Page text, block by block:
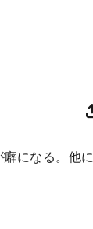
になる。他に